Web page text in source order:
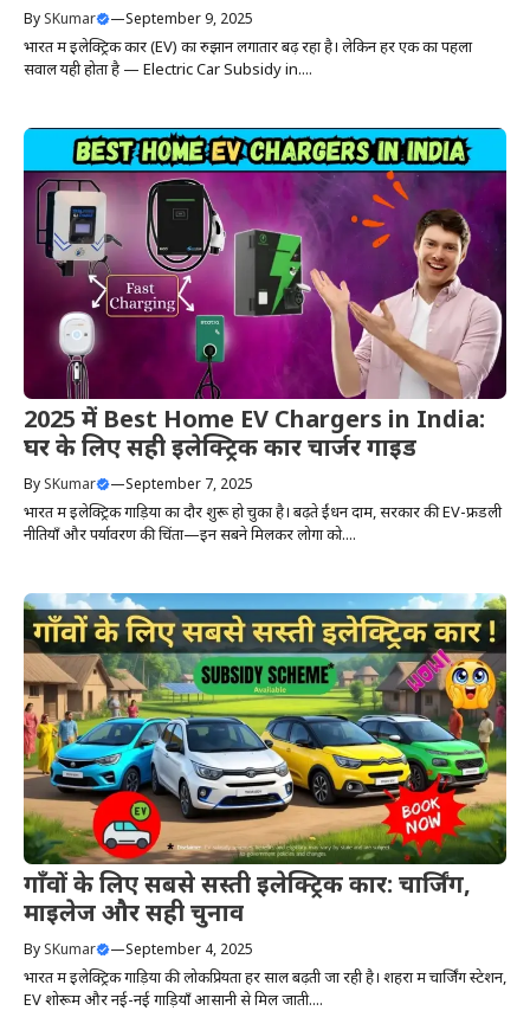
By SKumar —September 9, 2025
भारत में इलेक्ट्रिक कार (EV) का रुझान लगातार बढ़ रहा है। लेकिन हर एक का पहला
सवाल यही होता है — Electric Car Subsidy in....
2025 में Best Home EV Chargers in India:
घर के लिए सही इलेक्ट्रिक कार चार्जर गाइड
By SKumar —September 7, 2025
भारत में इलेक्ट्रिक गाड़ियों का दौर शुरू हो चुका है। बढ़ते ईंधन दाम, सरकार की EV-फ्रेंडली
नीतियाँ और पर्यावरण की चिंता—इन सबने मिलकर लोगों को....
गाँवों के लिए सबसे सस्ती इलेक्ट्रिक कार: चार्जिंग,
माइलेज और सही चुनाव
By SKumar —September 4, 2025
भारत में इलेक्ट्रिक गाड़ियों की लोकप्रियता हर साल बढ़ती जा रही है। शहरों में चार्जिंग स्टेशन,
EV शोरूम और नई-नई गाड़ियाँ आसानी से मिल जाती....